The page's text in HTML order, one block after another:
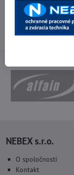
Otváracie
Pondelok -
(obed 11:30 -
NEBEX s.r.o.
O spoločnosti
Kontakt